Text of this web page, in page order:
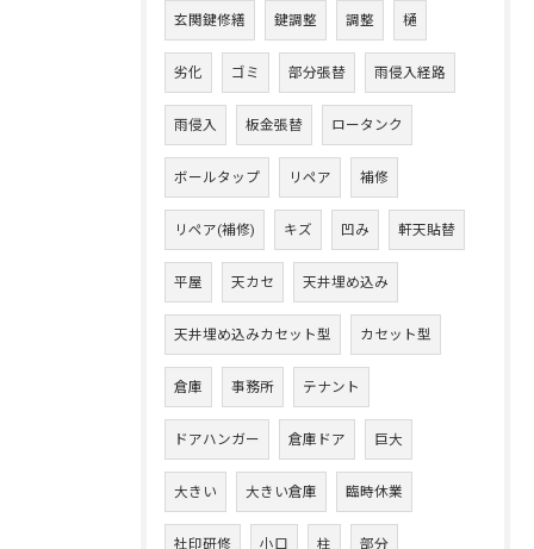
玄関鍵修繕 鍵調整 調整 樋
劣化 ゴミ 部分張替 雨侵入経路
雨侵入 板金張替 ロータンク
ボールタップ リペア 補修
リペア(補修) キズ 凹み 軒天貼替
平屋 天カセ 天井埋め込み
天井埋め込みカセット型 カセット型
倉庫 事務所 テナント
ドアハンガー 倉庫ドア 巨大
大きい 大きい倉庫 臨時休業
社印研修 小口 柱 部分